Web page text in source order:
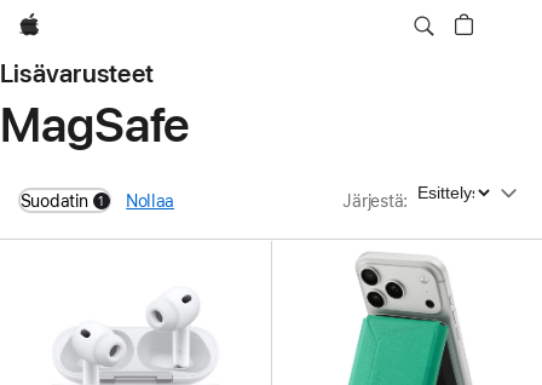
Apple
Lisävarusteet
MagSafe
Suodatin 1
filters active
Nollaa Järjestä: Järjestä